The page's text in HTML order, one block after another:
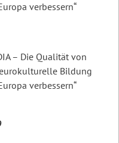
verbessern“
– Die Qualität von
Bildung
verbessern“